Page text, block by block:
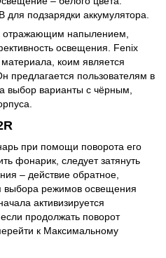
подзарядки аккумулятора.
отражающим напылением,
освещения. Fenix
материала, коим является
пользователям в
выбор варианты с чёрным,
при помощи поворота его
фонарик, следует затянуть
– действие обратное,
выбора режимов освещения
активизируется
продолжать поворот
к Максимальному